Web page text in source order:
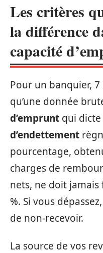
Les critères
la différence
capacité
Pour un banquier,
qu’une donnée
d’emprunt qui dicte
d’endettement
pourcentage,
charges de
nets, ne doit
%. Si vous
de non-recevoir.
La source de vos